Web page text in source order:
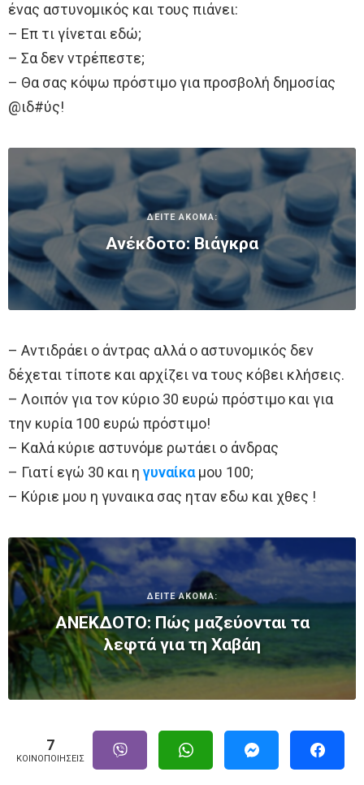
ένας αστυνομικός και τους πιάνει:
– Επ τι γίνεται εδώ;
– Σα δεν ντρέπεστε;
– Θα σας κόψω πρόστιμο για πρoσβολή δημoσίας
@ιδ#ύς!
ΔΕΙΤΕ ΑΚΟΜΑ:
Ανέκδοτο: Βιάγκρα
– Αντιδράει ο άντρας αλλά ο αστυνομικός δεν
δέχεται τίποτε και αρχίζει να τους κόβει κλήσεις.
– Λοιπόν για τον κύριο 30 ευρώ πρόστιμο και για
την κυρία 100 ευρώ πρόστιμο!
– Καλά κύριε αστυνόμε ρωτάει ο άνδρας
– Γιατί εγώ 30 και η γυναίκαμου 100;
– Κύριε μου η γυναικα σας ηταν εδω και χθες !
ΔΕΙΤΕ ΑΚΟΜΑ:
ΑΝΕΚΔΟΤΟ: Πώς μαζεύονται τα
λεφτά για τη Χαβάη
7
ΚΟΙΝΟΠΟΙΉΣΕΙΣ